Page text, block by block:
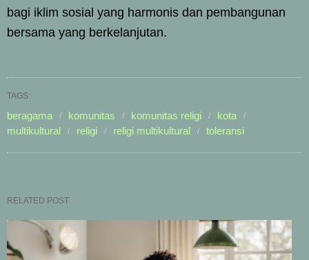
bagi iklim sosial yang harmonis dan pembangunan
bersama yang berkelanjutan.
TAGS:
beragama komunitas komunitas religi
kota
multikultural
religi religi multikultural toleransi
RELATED POST